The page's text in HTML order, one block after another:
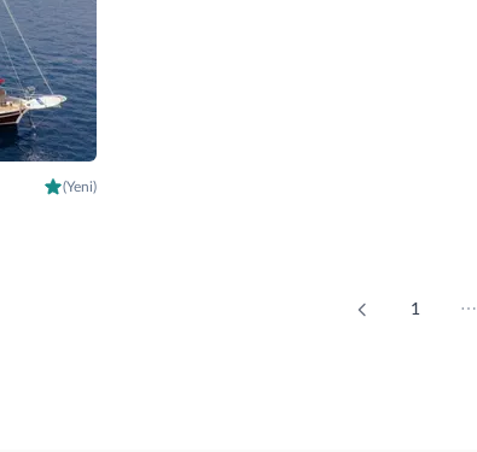
(Yeni)
1 ⋯